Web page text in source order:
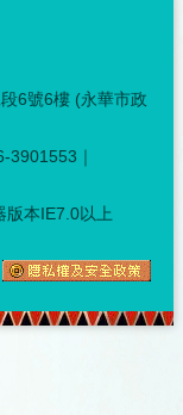
6號6樓 (永華市政
3901553｜
本IE7.0以上